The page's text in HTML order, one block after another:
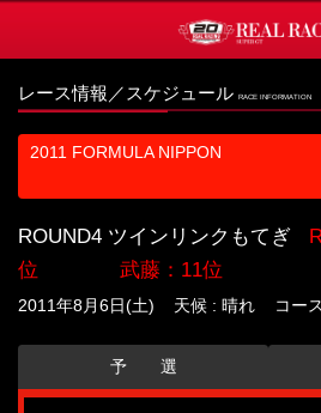
レース情報／スケジュール RACE INFORMATION
2011 FORMULA NIPPON
ROUND4 ツインリンクもてぎ
位 武藤：11位
2011年8月6日(土) 天候 : 晴れ コース
予 選